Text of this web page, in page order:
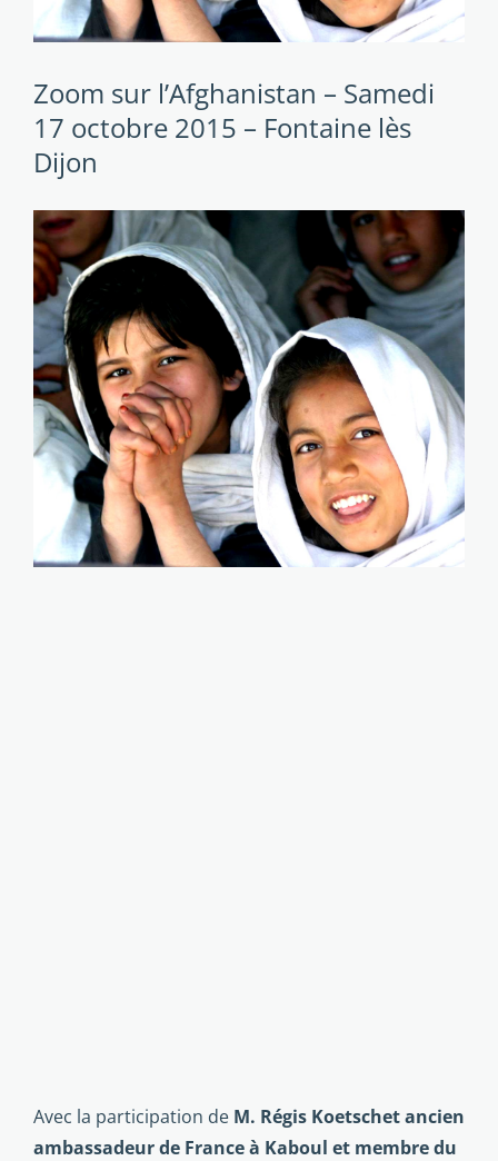
Zoom sur l’Afghanistan – Samedi
17 octobre 2015 – Fontaine lès
Dijon
Avec la participation de M. Régis Koetschet ancien
ambassadeur de France à Kaboul et membre du